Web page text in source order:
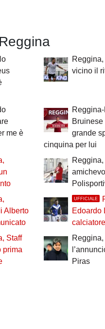
vicino il
me è
Bruinese
grande
cinquina per lui
Alberto
UFFICIALE
Edoardo
Staff
prima
Piras